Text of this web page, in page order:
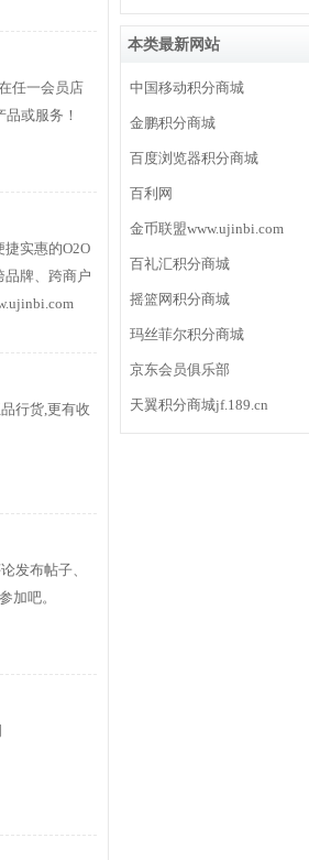
VIP、百度文
任一会员店
或服务！
实惠的O2O
品牌、跨商户
行货,更有收
发布帖子、
加吧。
本类最新网站
中国移动积分商城
金鹏积分商城
百度浏览器积分商城
百利网
金币联盟www.ujinbi.com
百礼汇积分商城
摇篮网积分商城
玛丝菲尔积分商城
京东会员俱乐部
天翼积分商城jf.189.cn